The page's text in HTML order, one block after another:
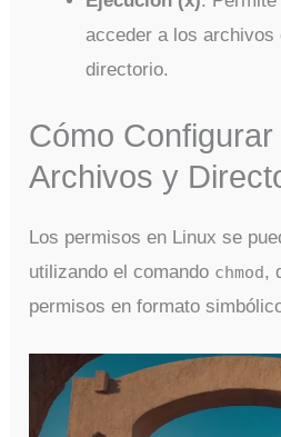
acceder a los archivos
directorio.
Cómo
Archivos y
Los permisos en Linux se
utilizando el comando chmod,
permisos en formato